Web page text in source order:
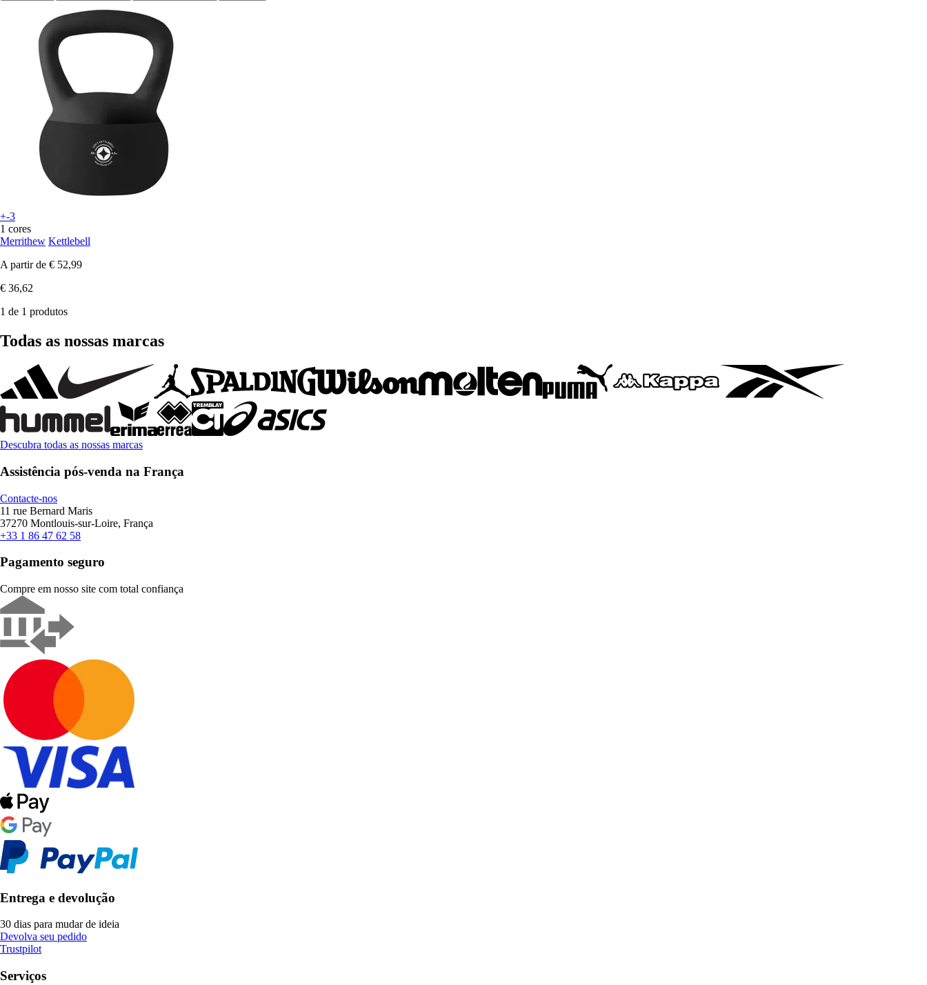
+-3
1 cores
Merrithew Kettlebell
A partir de € 52,99
€ 36,62
1 de 1 produtos
Todas as nossas marcas
Descubra todas as nossas marcas
Assistência pós-venda na França
Contacte-nos
11 rue Bernard Maris
37270 Montlouis-sur-Loire, França
+33 1 86 47 62 58
Pagamento seguro
Compre em nosso site com total confiança
Entrega e devolução
30 dias para mudar de ideia
Devolva seu pedido
Trustpilot
Serviços